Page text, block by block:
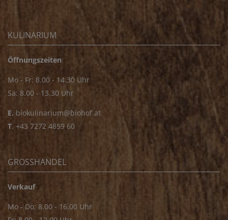
KULINARIUM
Öffnungszeiten
Mo - Fr: 8.00 - 14.30 Uhr
Sa: 8.00 - 13.30 Uhr
E. biokulinarium@biohof.at
T. +43 7272 4859 60
GROSSHANDEL
Verkauf
Mo - Do: 8.00 - 16.00 Uhr